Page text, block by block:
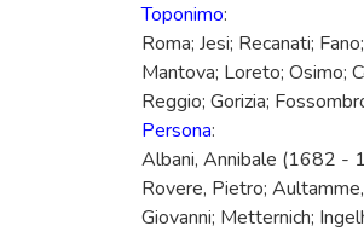
Toponimo:
Roma; Jesi; Recanati;
Mantova; Loreto; Osimo;
Reggio; Gorizia;
Persona:
Albani, Annibale (1682 -
Rovere, Pietro;
Giovanni; Metternich;